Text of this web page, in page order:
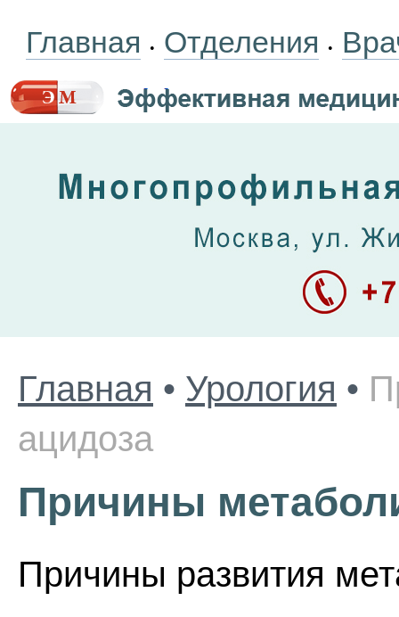
Главная • Отделения •
Главная • Урология •
ацидоза
Причины
Причины развития